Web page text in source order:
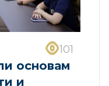
101
основам
и